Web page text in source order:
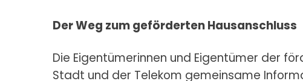
Der Weg zum geförderten Hausanschluss
Die Eigentümerinnen und Eigentümer der
Stadt und der Telekom gemeinsame